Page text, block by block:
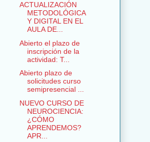
ACTUALIZACIÓN
METODOLÓGICA
Y DIGITAL EN EL
AULA DE...
Abierto el plazo de
inscripción de la
actividad: T...
Abierto plazo de
solicitudes curso
semipresencial ...
NUEVO CURSO DE
NEUROCIENCIA:
¿CÓMO
APRENDEMOS?
APR...